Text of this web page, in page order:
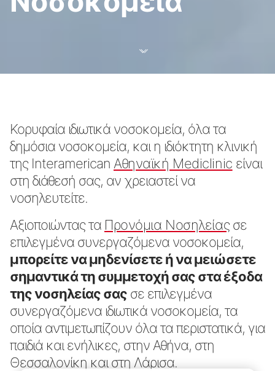
Κορυφαία ιδιωτικά νοσοκομεία, όλα τα
δημόσια νοσοκομεία, και η ιδιόκτητη κλινική
της Interamerican Αθηναϊκή Mediclinic είναι
στη διάθεσή σας, αν χρειαστεί να
νοσηλευτείτε.
Αξιοποιώντας τα Προνόμια Νοσηλείαςσε
επιλεγμένα συνεργαζόμενα νοσοκομεία,
μπορείτε να μηδενίσετε ή να μειώσετε
σημαντικά τη συμμετοχή σας στα έξοδα
της νοσηλείας σας σε επιλεγμένα
συνεργαζόμενα ιδιωτικά νοσοκομεία, τα
οποία αντιμετωπίζουν όλα τα περιστατικά, για
παιδιά και ενήλικες, στην Αθήνα, στη
Θεσσαλονίκη και στη Λάρισα.